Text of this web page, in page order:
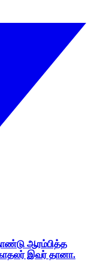
ஆரம்பித்த
இவர் தானா.